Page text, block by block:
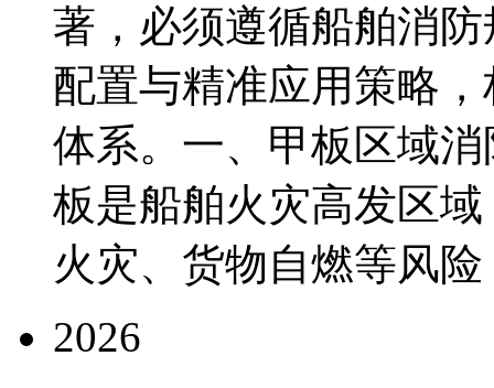
著，必须遵循船舶消
配置与精准应用策略
体系。一、甲板区域
板是船舶火灾高发区
火灾、货物自燃等风险
2026